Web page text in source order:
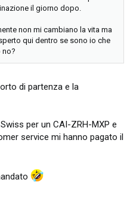
il giorno dopo.
non mi cambiano la vita ma
qui dentro se sono io che
no?
di partenza e la
per un CAI-ZRH-MXP e
service mi hanno pagato il